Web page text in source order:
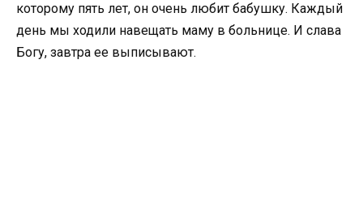
которому пять лет, он очень любит бабушку. Каждый
день мы ходили навещать маму в больнице. И слава
Богу, завтра ее выписывают.